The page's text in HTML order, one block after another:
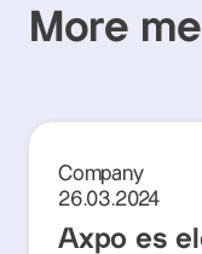
More
Company
26.03.2024
Axpo es